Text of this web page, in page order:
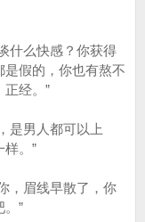
么快感？你获得
假的，你也有熬不
经。”
男人都可以上
。”
眉线早散了，你
”